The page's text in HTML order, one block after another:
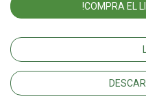
!COMPRA EL